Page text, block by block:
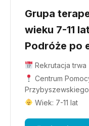
Grupa
wieku 7-11
Podróże po
Rekrutacja trwa
Centrum
Wiek: 7-11 lat